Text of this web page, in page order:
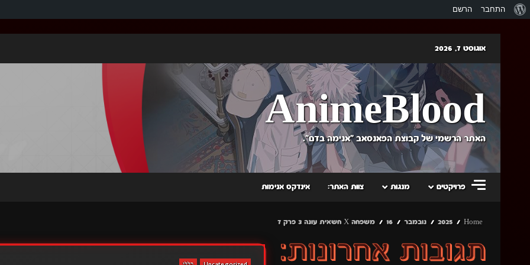
אודות
התחבר הרשם
content
אוגוסט 7, 2026
AnimeBlood
האתר הרשמי של קבוצת הפאנסאב "אנימה בדם".
פרויקטים מנגות צוות האתר: אינדקס אנימות
Home
2025 נובמבר 16 משפחה X חשאית עונה 3 פרק 7